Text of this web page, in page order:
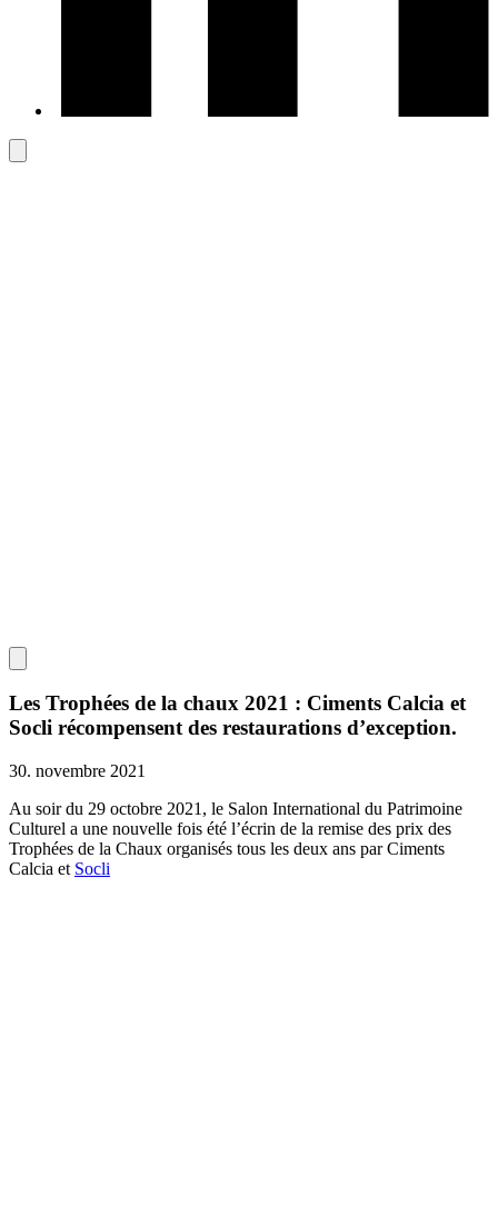
Les Trophées de la chaux 2021 : Ciments Calcia et
Socli récompensent des restaurations d’exception.
30. novembre 2021
Au soir du 29 octobre 2021, le Salon International du Patrimoine
Culturel a une nouvelle fois été l’écrin de la remise des prix des
Trophées de la Chaux organisés tous les deux ans par Ciments
Calcia et Socli